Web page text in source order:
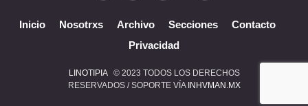
Inicio Nosotrxs Archivo Secciones
Contacto
Privacidad
LINOTIPIA© 2023 TODOS LOS DERECHOS
RESERVADOS / SOPORTE VÍA INHVMAN.MX